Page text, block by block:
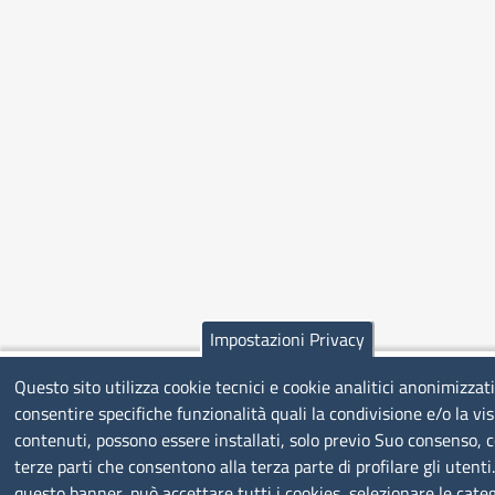
Impostazioni Privacy
Questo sito utilizza cookie tecnici e cookie analitici
consentire specifiche funzionalità quali la condivisione e/o la
contenuti, possono essere installati, solo previo Suo consenso,
terze parti che consentono alla terza parte di profilare gli